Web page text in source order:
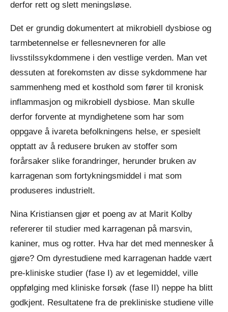
derfor rett og slett meningsløse.
Det er grundig dokumentert at mikrobiell dysbiose og
tarmbetennelse er fellesnevneren for alle
livsstilssykdommene i den vestlige verden. Man vet
dessuten at forekomsten av disse sykdommene har
sammenheng med et kosthold som fører til kronisk
inflammasjon og mikrobiell dysbiose. Man skulle
derfor forvente at myndighetene som har som
oppgave å ivareta befolkningens helse, er spesielt
opptatt av å redusere bruken av stoffer som
forårsaker slike forandringer, herunder bruken av
karragenan som fortykningsmiddel i mat som
produseres industrielt.
Nina Kristiansen gjør et poeng av at Marit Kolby
refererer til studier med karragenan på marsvin,
kaniner, mus og rotter. Hva har det med mennesker å
gjøre? Om dyrestudiene med karragenan hadde vært
pre-kliniske studier (fase I) av et legemiddel, ville
oppfølging med kliniske forsøk (fase II) neppe ha blitt
godkjent. Resultatene fra de prekliniske studiene ville